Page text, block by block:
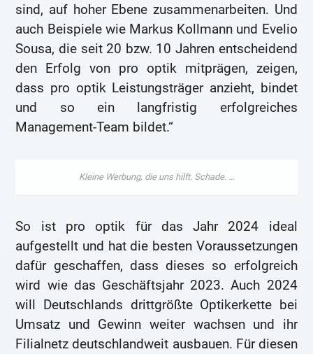
sind, auf hoher Ebene zusammenarbeiten. Und
auch Beispiele wie Markus Kollmann und Evelio
Sousa, die seit 20 bzw. 10 Jahren entscheidend
den Erfolg von pro optik mitprägen, zeigen,
dass pro optik Leistungsträger anzieht, bindet
und so ein langfristig erfolgreiches
Management-Team bildet.“
So ist pro optik für das Jahr 2024 ideal
aufgestellt und hat die besten Voraussetzungen
dafür geschaffen, dass dieses so erfolgreich
wird wie das Geschäftsjahr 2023. Auch 2024
will Deutschlands drittgrößte Optikerkette bei
Umsatz und Gewinn weiter wachsen und ihr
Filialnetz deutschlandweit ausbauen. Für diesen